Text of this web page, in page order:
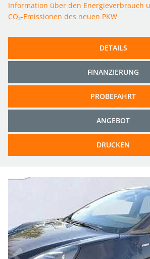
Information über den Energieverbrauch
CO₂-Emissionen des neuen PKW
DETAILS
FINANZIERUNG
PROBEFAHRT
ANGEBOT
DRUCKEN